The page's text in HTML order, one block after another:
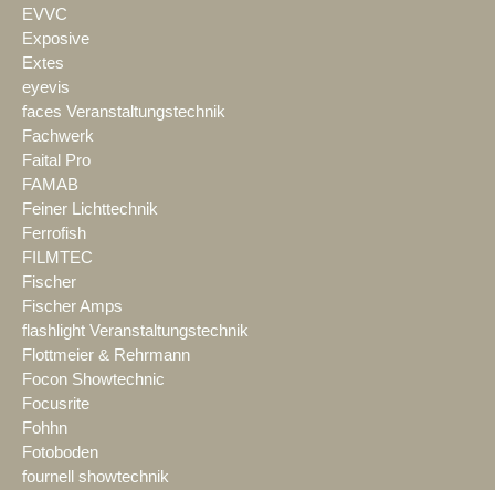
EVVC
Exposive
Extes
eyevis
faces Veranstaltungstechnik
Fachwerk
Faital Pro
FAMAB
Feiner Lichttechnik
Ferrofish
FILMTEC
Fischer
Fischer Amps
flashlight Veranstaltungstechnik
Flottmeier & Rehrmann
Focon Showtechnic
Focusrite
Fohhn
Fotoboden
fournell showtechnik